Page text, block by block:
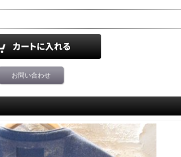
お問い合わせ